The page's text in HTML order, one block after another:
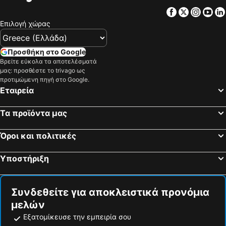
Facebook
Twitter
Επιλογή χώρας
Προσθήκη στο Google
Βρείτε εύκολα τα αποτελέσματά
μας: προσθέστε το trivago ως
προτιμώμενη πηγή στο Google.
Εταιρεία
Τα προϊόντα μας
Όροι και πολιτικές
Υποστήριξη
Συνδεθείτε για αποκλειστικά προνόμια
μελών
Εξατομίκευσε την εμπειρία σου